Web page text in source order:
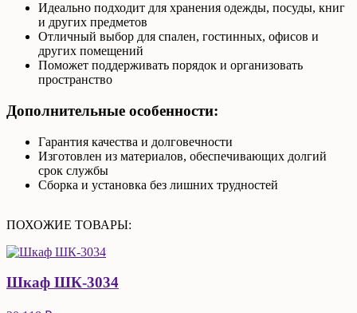
Идеально подходит для хранения одежды, посуды, книг
и других предметов
Отличный выбор для спален, гостинных, офисов и
других помещений
Поможет поддерживать порядок и организовать
пространство
Дополнительные особенности:
Гарантия качества и долговечности
Изготовлен из материалов, обеспечивающих долгий
срок службы
Сборка и установка без лишних трудностей
ПОХОЖИЕ ТОВАРЫ:
Шкаф ШК-3034